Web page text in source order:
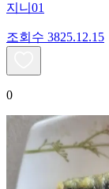
지니01
조회수 3825.12.15
0